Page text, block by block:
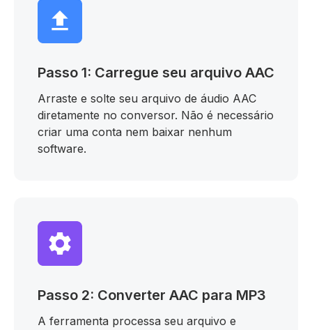
Passo 1: Carregue seu arquivo AAC
Arraste e solte seu arquivo de áudio AAC
diretamente no conversor. Não é necessário
criar uma conta nem baixar nenhum
software.
Passo 2: Converter AAC para MP3
A ferramenta processa seu arquivo e